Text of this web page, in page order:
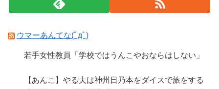
ウマーあんてな(ﾟдﾟ)
若手女性教員「学校ではうんこやおならはしない」
【あんこ】やる夫は神州日乃本をダイスで旅をする